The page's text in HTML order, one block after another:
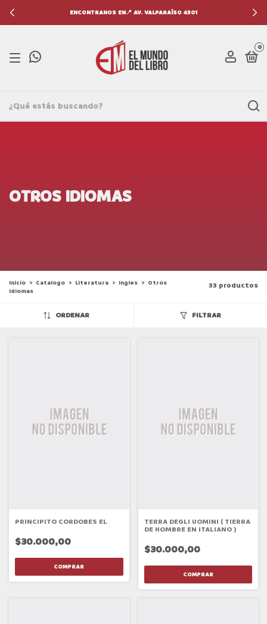
ENCONTRANOS EN📍 AV. VALPARAÍSO 4301
0
OTROS IDIOMAS
Inicio > Catalogo > Literatura > Ingles > Otros
Idiomas
33 productos
ORDENAR FILTRAR
PRINCIPITO CORDOBES EL
$30.000,00
TERRA DEGLI UOMINI ( TIERRA
DE HOMBRE EN ITALIANO )
$30.000,00